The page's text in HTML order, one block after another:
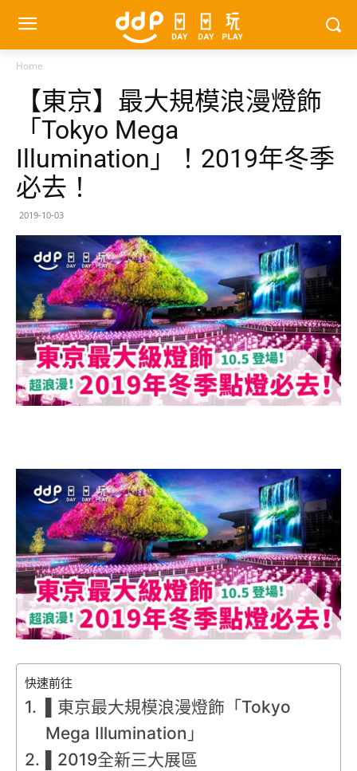
Home
【東京】最大規模浪漫燈飾
「Tokyo Mega
Illumination」！2019年冬季
必去！
2019-10-03
快速前往
▌東京最大規模浪漫燈飾「Tokyo
Mega Illumination」
▌2019全新三大展區